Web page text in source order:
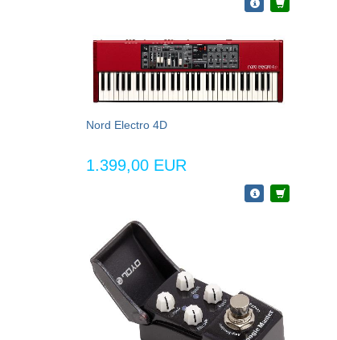
Nord Electro 4D
1.399,00 EUR